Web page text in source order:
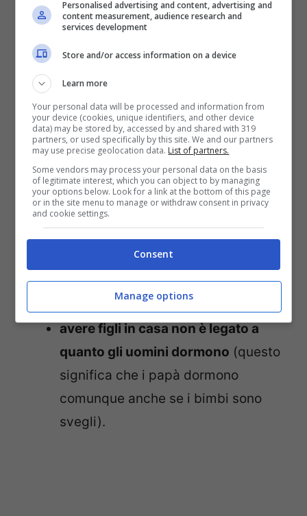
probabilità di dormire di meno del 50%.
Lo studio rivela che:
45 anni con figli hanno detto di
dormire meno di 7 ore per notte
a parte i bambini, non ci sono fattori
collegati alla mancanza di sonno
in media, le donne più giovani con i
bambini si sentivano stanche 14
giorni ogni mese,rispetto agli 11
giorni per le donne più giovani senza
avere figli in casa non è legato a
quanto gli uomini dormono (questo
significa che i papà dormono
comunque anche se i bimbi sono
svegli).
Personalised advertising and content, advertising and
content measurement, audience research and
services development
Store and/or access information on a device
Learn more
Your personal data will be processed and information from
your device (cookies, unique identifiers, and other device
data) may be stored by, accessed by and shared with 319
partners, or used specifically by this site. We and our partners
may use precise geolocation data. List of partners.
Some vendors may process your personal data on the basis
of legitimate interest, which you can object to by managing
your options below. Look for a link at the bottom of this page
or in the site menu to manage or withdraw consent in privacy
and cookie settings.
Consent
Manage options